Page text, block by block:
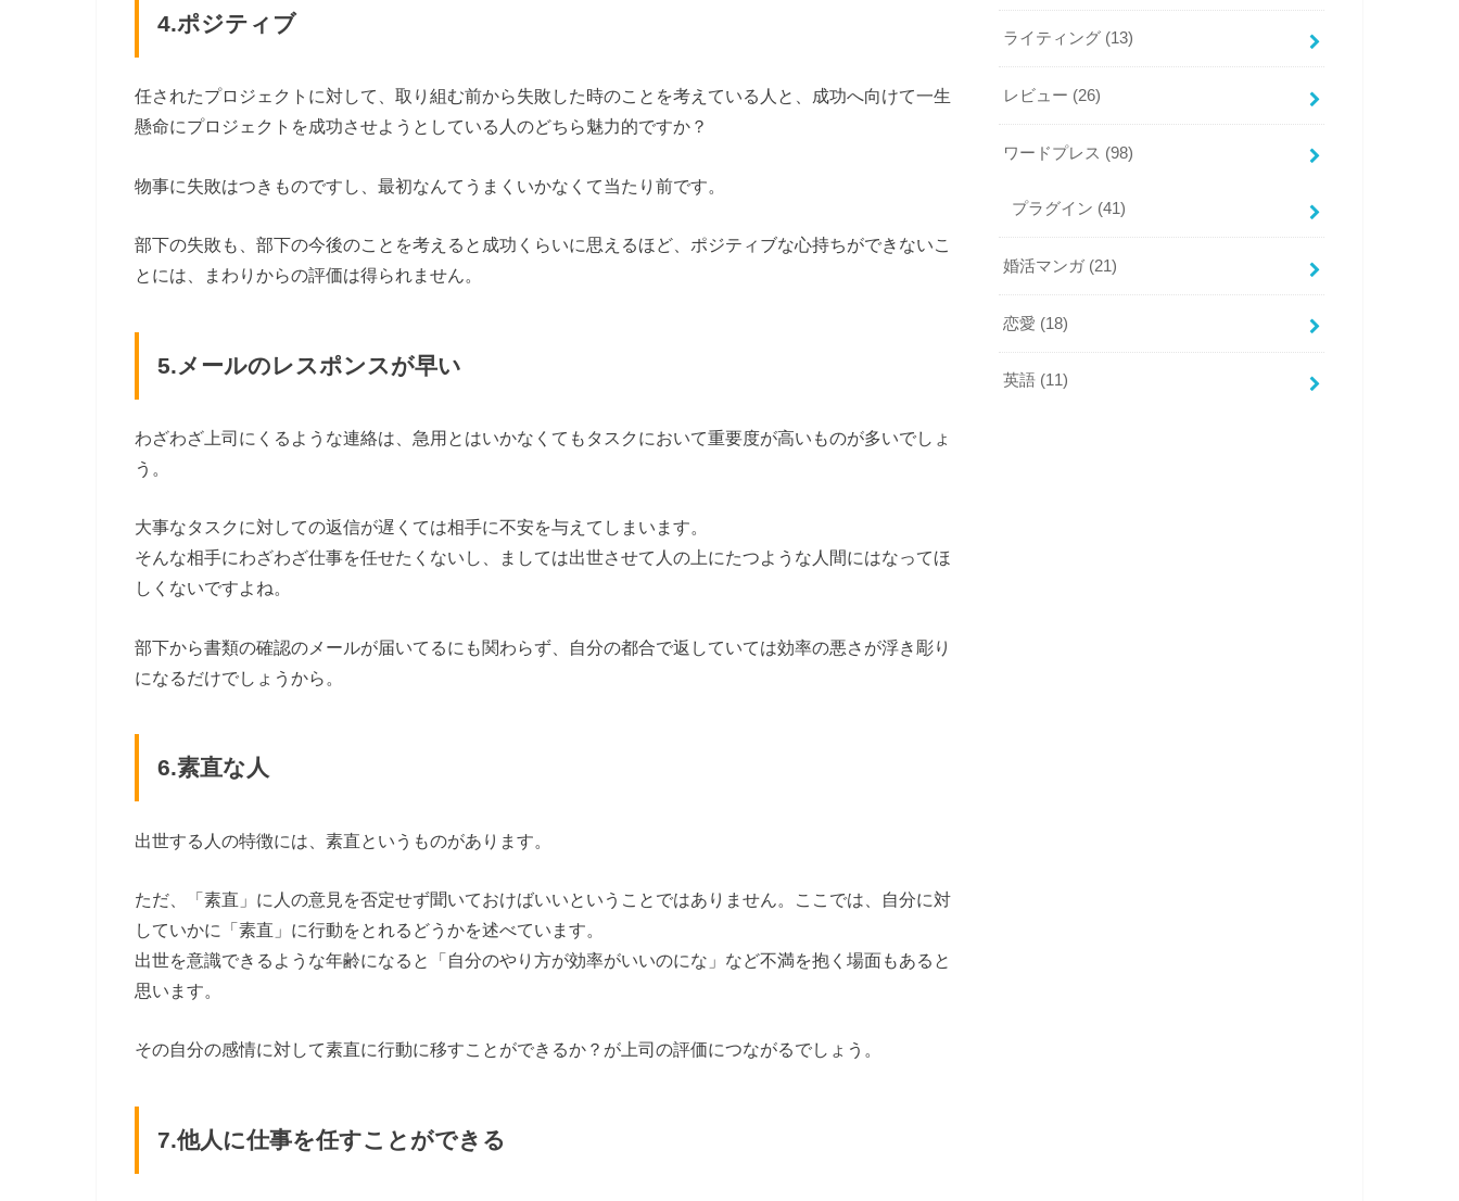
4.ポジティブ
任されたプロジェクトに対して、取り組む前から失敗した時のことを考えている人と、成功へ向けて一生
懸命にプロジェクトを成功させようとしている人のどちら魅力的ですか？
物事に失敗はつきものですし、最初なんてうまくいかなくて当たり前です。
部下の失敗も、部下の今後のことを考えると成功くらいに思えるほど、ポジティブな心持ちができないこ
とには、まわりからの評価は得られません。
5.メールのレスポンスが早い
わざわざ上司にくるような連絡は、急用とはいかなくてもタスクにおいて重要度が高いものが多いでしょ
う。
大事なタスクに対しての返信が遅くては相手に不安を与えてしまいます。
そんな相手にわざわざ仕事を任せたくないし、ましては出世させて人の上にたつような人間にはなってほ
しくないですよね。
部下から書類の確認のメールが届いてるにも関わらず、自分の都合で返していては効率の悪さが浮き彫り
になるだけでしょうから。
6.素直な人
出世する人の特徴には、素直というものがあります。
ただ、「素直」に人の意見を否定せず聞いておけばいいということではありません。ここでは、自分に対
していかに「素直」に行動をとれるどうかを述べています。
出世を意識できるような年齢になると「自分のやり方が効率がいいのにな」など不満を抱く場面もあると
思います。
その自分の感情に対して素直に行動に移すことができるか？が上司の評価につながるでしょう。
7.他人に仕事を任すことができる
ライティング (13)
レビュー (26)
ワードプレス (98)
プラグイン (41)
婚活マンガ (21)
恋愛 (18)
英語 (11)